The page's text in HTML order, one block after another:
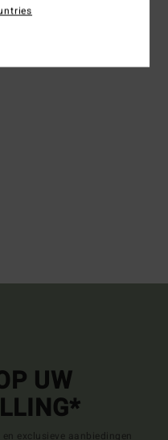
UW
exclusieve aanbiedingen